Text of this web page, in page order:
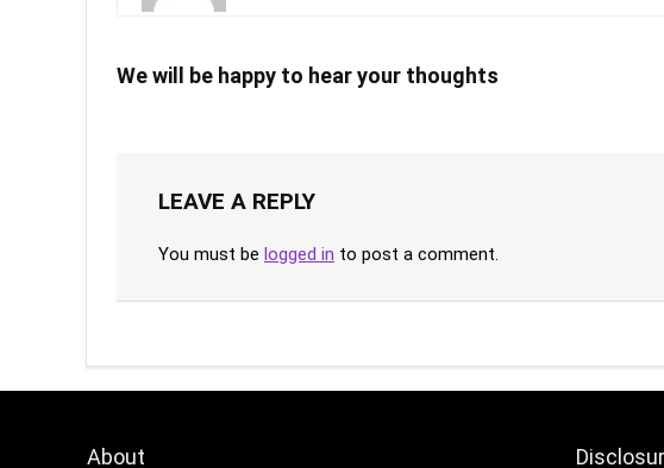
We will be happy to hear your thoughts
LEAVE A REPLY
You must be logged in to post a comment.
About